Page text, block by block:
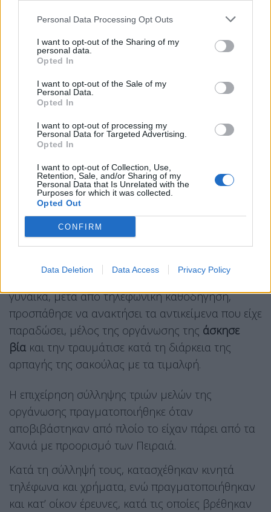
Personal Data Processing Opt Outs
I want to opt-out of the Sharing of my
personal data.
Opted In
I want to opt-out of the Sale of my
Personal Data.
Opted In
I want to opt-out of processing my
Personal Data for Targeted Advertising.
Opted In
I want to opt-out of Collection, Use,
Retention, Sale, and/or Sharing of my
Personal Data that Is Unrelated with the
Purposes for which it was collected.
Opted Out
CONFIRM
Data Deletion Data Access Privacy Policy
Οι δράστες επέλεγαν περιοχές με περιορισμένη
κίνηση και λίγες κάμερες ασφαλείας, προκειμένου
να μειώσουν τις πιθανότητες σύλληψης.
Σημαντικό ρόλο στην εξιχνίαση της υπόθεσης
έπαιξε η ανάλυση
κάμερες ασφαλείας σε σπίτια και καταστήματα,
μέσω του οποίου η αστυνομία κατάφερε να
ταυτοποιήσει τα εμπλεκόμενα οχήματα και τα
πρόσωπα των δραστών. Τα οχήματα, δύο
αυτοκίνητα και μία μοτοσικλέτα, εμφανίζονται σε
κρίσιμα σημεία της δράσης τους, ενώ η ανάλυση
των κινήσεών τους βοήθησε στην ταυτοποίηση
των υπόπτων.
Η δράση της οργάνωσης κορυφώθηκε με τη
ληστεία σε βάρος υπερήλικης γυναίκας. Όταν η
γυναίκα, μετά από τηλεφωνική καθοδήγηση,
προσπάθησε να ανακτήσει τα αντικείμενα που είχε
παραδώσει, μέλος της οργάνωσης της άσκησε
βία και την τραυμάτισε κατά τη διάρκεια της
αρπαγής της σακούλας με τα τιμαλφή.
Η επιχείρηση σύλληψης τριών μελών της
οργάνωσης πραγματοποιήθηκε όταν
αποβιβάστηκαν από πλοίο το είχαν πάρει από τα
Χανιά με προορισμό των Πειραιά.
Κατά τη σύλληψή τους, κατασχέθηκαν κινητά
τηλέφωνα και χρήματα, ενώ πραγματοποιήθηκαν
και κατ’ οίκον έρευνες, κατά τις οποίες βρέθηκαν